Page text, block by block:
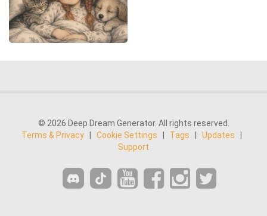
© 2026 Deep Dream Generator. All rights reserved.
Terms & Privacy
Cookie Settings Tags Updates
Support